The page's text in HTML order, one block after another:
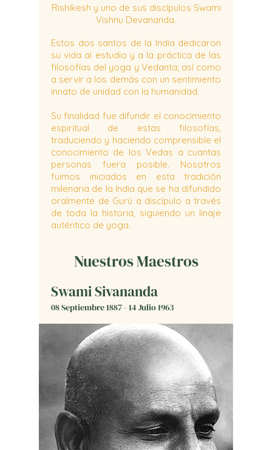
Rishikesh y uno de sus discípulos Swami
Vishnu Devananda.
Estos dos santos de la India dedicaron
su vida al estudio y a la práctica de las
filosofías del yoga y Vedanta; así como
a servir a los demás con un sentimiento
innato de unidad con la humanidad.
Su finalidad fue difundir el conocimiento
espiritual de estas filosofías,
traduciendo y haciendo comprensible el
conocimiento de los Vedas a cuantas
personas fuera posible. Nosotros
fuimos iniciados en esta tradición
milenaria de la India que se ha difundido
oralmente de Gurú a discípulo a través
de toda la historia, siguiendo un linaje
auténtico de yoga.
Nuestros Maestros
Swami Sivananda
08 Septiembre 1887 - 14 Julio 1963